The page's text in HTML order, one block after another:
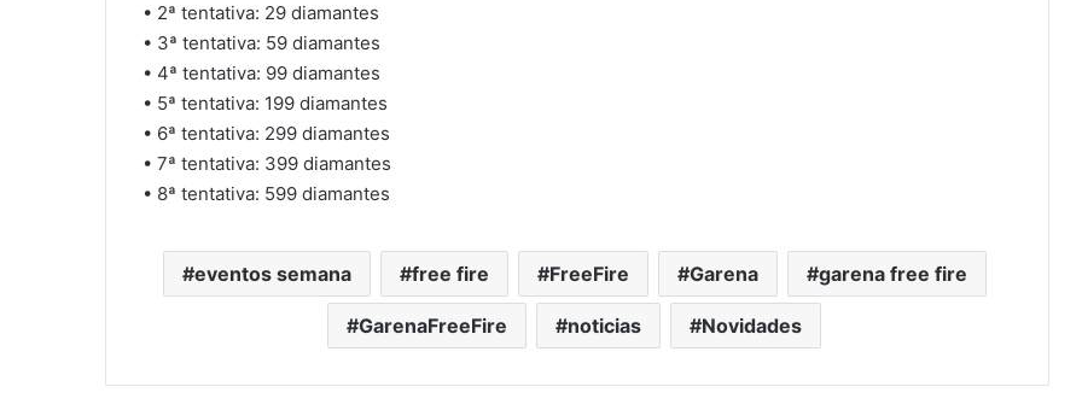
• 2ª tentativa: 29 diamantes
• 3ª tentativa: 59 diamantes
• 4ª tentativa: 99 diamantes
• 5ª tentativa: 199 diamantes
• 6ª tentativa: 299 diamantes
• 7ª tentativa: 399 diamantes
• 8ª tentativa: 599 diamantes
eventos semana free fire FreeFire Garena garena free fire
GarenaFreeFire noticias Novidades